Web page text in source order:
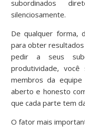
subordinados
silenciosamente.
De qualquer forma,
para obter
pedir a seus
produtividade,
membros da
aberto e honesto
que cada parte tem
O fator mais